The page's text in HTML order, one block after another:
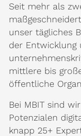
Seit mehr als
unser tägliches
der Entwicklung
mittlere bis
öffentliche
Bei MBIT sind
Potenzialen
knapp 25+